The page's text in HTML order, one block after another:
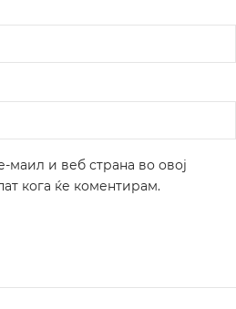
маил и веб страна во овој
кога ќе коментирам.